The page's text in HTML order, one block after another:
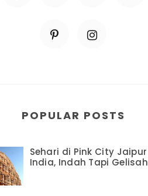
POPULAR POSTS
Sehari di Pink City Jaipur
India, Indah Tapi Gelisah